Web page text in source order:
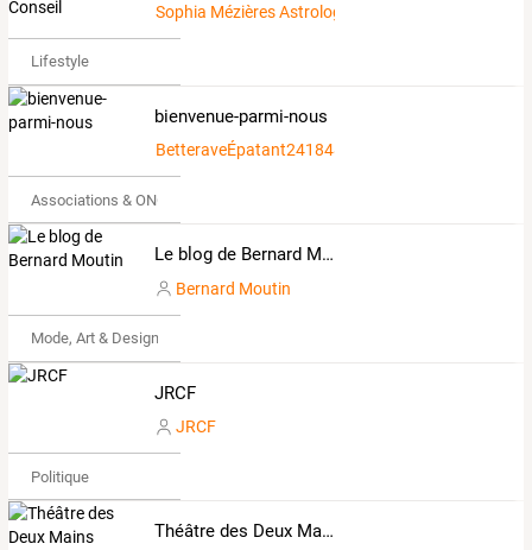
Sophia Mézières Astrologue Conseil
Lifestyle
bienvenue-parmi-nous
BetteraveÉpatant2418488
Associations & ONG
Le blog de Bernard Moutin
Bernard Moutin
Mode, Art & Design
JRCF
JRCF
Politique
Théâtre des Deux Mains